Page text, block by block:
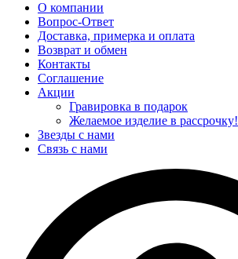
О компании
Вопрос-Ответ
Доставка, примерка и оплата
Возврат и обмен
Контакты
Соглашение
Акции
Гравировка в подарок
Желаемое изделие в рассрочку!
Звезды с нами
Связь с нами